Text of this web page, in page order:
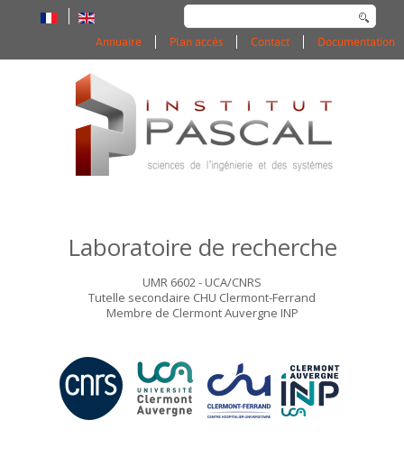
Rechercher
Documentation
Contact
Plan accès
Annuaire
Laboratoire de recherche
UMR 6602 - UCA/CNRS
Tutelle secondaire CHU Clermont-Ferrand
Membre de Clermont Auvergne INP